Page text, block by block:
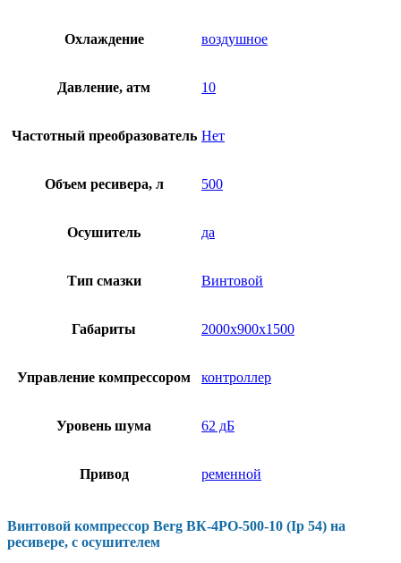
Охлаждение воздушное
Давление, атм 10
Частотный преобразователь Нет
Объем ресивера, л 500
Осушитель да
Тип смазки Винтовой
Габариты 2000х900х1500
Управление компрессором контроллер
Уровень шума 62 дБ
Привод ременной
Винтовой компрессор Berg ВК-4РО-500-10 (Ip 54) на
ресивере, с осушителем